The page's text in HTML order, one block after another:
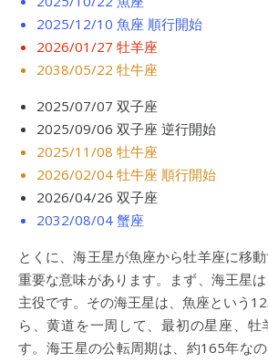
2025/12/10 魚座 順行開始
2026/01/27 牡羊座
2038/05/22 牡牛座
2025/07/07 双子座
2025/09/06 双子座 逆行開始
2025/11/08 牡牛座
2026/02/04 牡牛座 順行開始
2026/04/26 双子座
2032/08/04 蟹座
とくに、海王星が魚座から牡羊座に移
重要な意味があります。まず、海王星
主役です。その海王星は、魚座という
ら、黄道を一周して、最初の星座、牡
す。海王星の公転周期は、約165年な